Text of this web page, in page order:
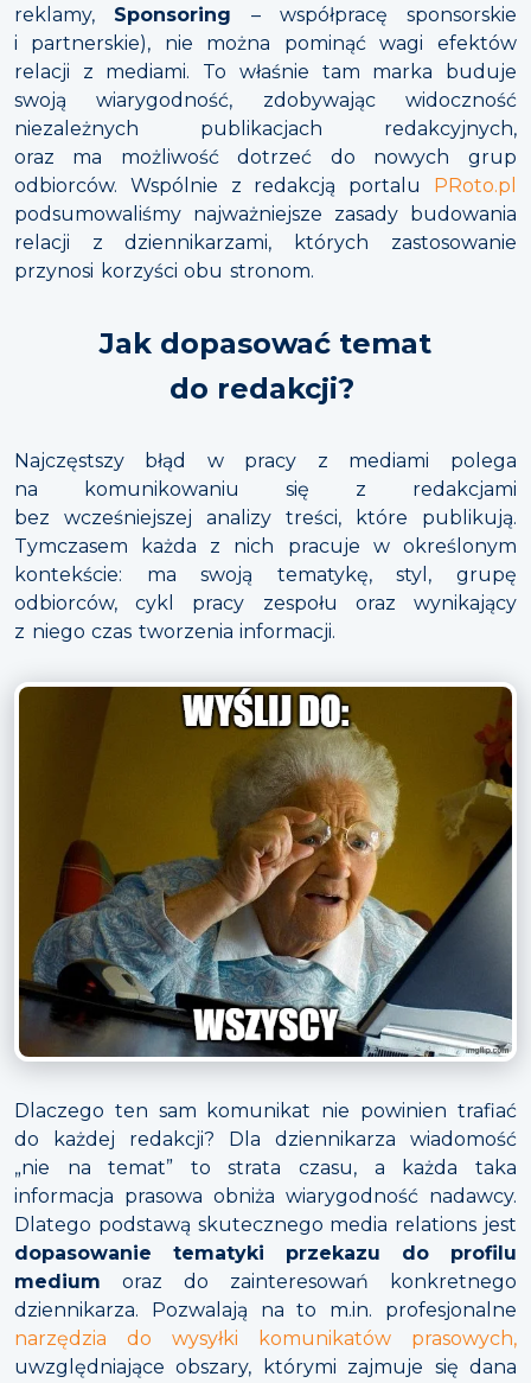
reklamy, Sponsoring – współpracę sponsorskie
i partnerskie), nie można pominąć wagi efektów
relacji z mediami. To właśnie tam marka buduje
swoją wiarygodność, zdobywając widoczność
niezależnych publikacjach redakcyjnych,
oraz ma możliwość dotrzeć do nowych grup
odbiorców. Wspólnie z redakcją portalu PRoto.pl
podsumowaliśmy najważniejsze zasady budowania
relacji z dziennikarzami, których zastosowanie
przynosi korzyści obu stronom.
Jak dopasować temat
do redakcji?
Najczęstszy błąd w pracy z mediami polega
na komunikowaniu się z redakcjami
bez wcześniejszej analizy treści, które publikują.
Tymczasem każda z nich pracuje w określonym
kontekście: ma swoją tematykę, styl, grupę
odbiorców, cykl pracy zespołu oraz wynikający
z niego czas tworzenia informacji.
Dlaczego ten sam komunikat nie powinien trafiać
do każdej redakcji? Dla dziennikarza wiadomość
„nie na temat” to strata czasu, a każda taka
informacja prasowa obniża wiarygodność nadawcy.
Dlatego podstawą skutecznego media relations jest
dopasowanie tematyki przekazu do profilu
medium oraz do zainteresowań konkretnego
dziennikarza. Pozwalają na to m.in. profesjonalne
narzędzia do wysyłki komunikatów prasowych,
uwzględniające obszary, którymi zajmuje się dana